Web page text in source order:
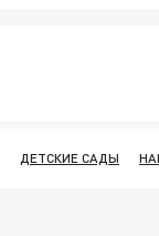
ДЕТСКИЕ САДЫ